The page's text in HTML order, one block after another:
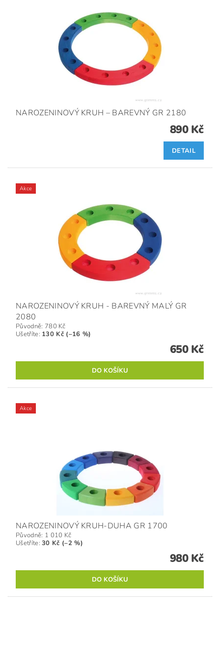
NAROZENINOVÝ KRUH – BAREVNÝ GR 2180
890 Kč
DETAIL
Akce
NAROZENINOVÝ KRUH - BAREVNÝ MALÝ GR
2080
Původně: 780 Kč
Ušetříte: 130 Kč (–16 %)
650 Kč
Akce
NAROZENINOVÝ KRUH-DUHA GR 1700
Původně: 1 010 Kč
Ušetříte:30 Kč (–2 %)
980 Kč